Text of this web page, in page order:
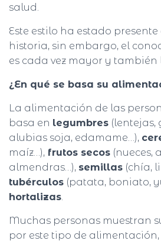
salud.
Este estilo ha estado
historia, sin embargo, el
es cada vez mayor y también
¿En qué se basa su
La alimentación de las
basa en legumbres (lentejas,
alubias soja, edamame…),
maíz…), frutos secos (nueces,
almendras…), semillas (chía,
tubérculos (patata, boniato,
hortalizas.
Muchas personas muestran
por este tipo de alimentación,